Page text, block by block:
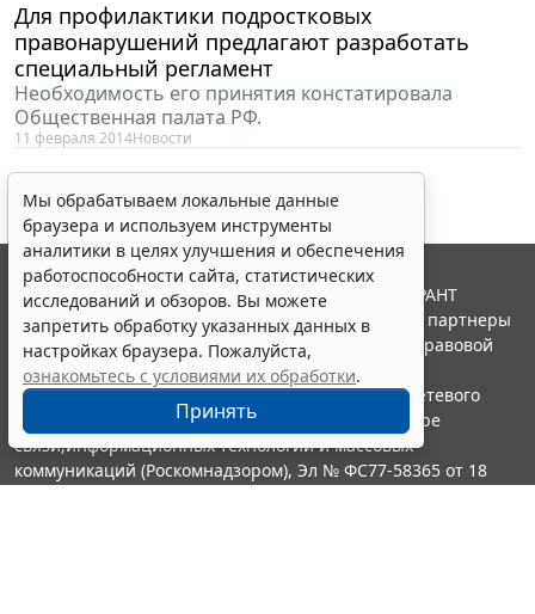
Для профилактики подростковых
правонарушений предлагают разработать
специальный регламент
Необходимость его принятия констатировала
Общественная палата РФ.
11 февраля 2014Новости
Мы обрабатываем локальные данные
браузера и используем инструменты
аналитики в целях улучшения и обеспечения
работоспособности сайта, статистических
исследований и обзоров. Вы можете
запретить обработку указанных данных в
настройках браузера. Пожалуйста,
ознакомьтесь с условиями их обработки.
Принять
© ООО "НПП "ГАРАНТ-СЕРВИС", 2026. Система ГАРАНТ
выпускается с 1990 года. Компания "Гарант" и ее партнеры
являются участниками Российской ассоциации правовой
информации ГАРАНТ.
Портал ГАРАНТ.РУ зарегистрирован в качестве сетевого
издания Федеральной службой по надзору в сфере
связи,информационных технологий и массовых
коммуникаций (Роскомнадзором), Эл № ФС77-58365 от 18